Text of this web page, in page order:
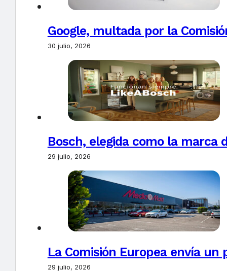
Google, multada por la
30 julio, 2026
Bosch, elegida como la marca
29 julio, 2026
La Comisión Europea envía un
29 julio, 2026